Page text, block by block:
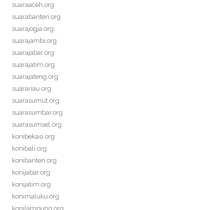
suaraaceh.org
suarabanten.org
suarajogja.org
suarajambi.org
suarajabar.org
suarajatim.org
suarajateng.org
suarariau.org
suarasumut.org
suarasumbar.org
suarasumsel.org
konibekasi.org
konibali.org
konibanten.org
konijabar.org
konijatim.org
konimaluku.org
konilampung.org